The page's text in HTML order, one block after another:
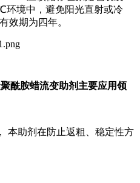
环境中，避免阳光直射或冷
效期为四年。
酰胺蜡流变助剂主要应用领
本助剂在防止返粗、稳定性方